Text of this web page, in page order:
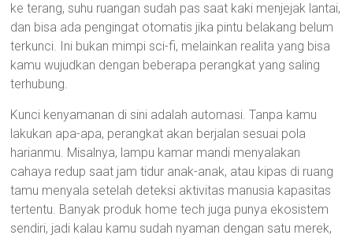
ke terang, suhu ruangan sudah pas saat kaki menjejak lantai,
dan bisa ada pengingat otomatis jika pintu belakang belum
terkunci. Ini bukan mimpi sci-fi, melainkan realita yang bisa
kamu wujudkan dengan beberapa perangkat yang saling
terhubung.
Kunci kenyamanan di sini adalah automasi. Tanpa kamu
lakukan apa-apa, perangkat akan berjalan sesuai pola
harianmu. Misalnya, lampu kamar mandi menyalakan
cahaya redup saat jam tidur anak-anak, atau kipas di ruang
tamu menyala setelah deteksi aktivitas manusia kapasitas
tertentu. Banyak produk home tech juga punya ekosistem
sendiri, jadi kalau kamu sudah nyaman dengan satu merek,